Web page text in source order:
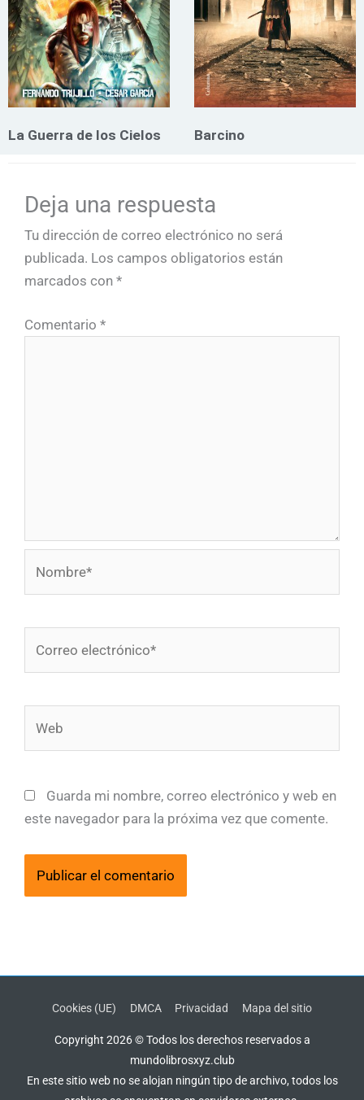
La Guerra de los Cielos Barcino
Deja una respuesta
Tu dirección de correo electrónico no será
publicada. Los campos obligatorios están
marcados con *
Comentario *
Guarda mi nombre, correo electrónico y web en
este navegador para la próxima vez que comente.
Cookies (UE) DMCA Privacidad Mapa del sitio
Copyright 2026 © Todos los derechos reservados a
mundolibrosxyz.club
En este sitio web no se alojan ningún tipo de archivo, todos los